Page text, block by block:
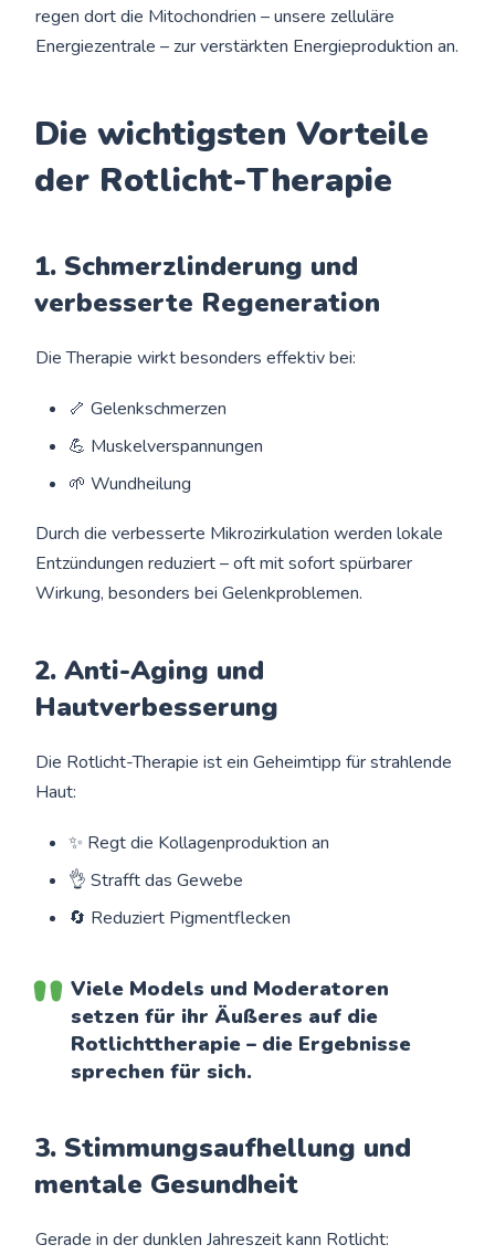
regen dort die Mitochondrien – unsere zelluläre
Energiezentrale – zur verstärkten Energieproduktion an.
Die wichtigsten Vorteile
der Rotlicht-Therapie
1. Schmerzlinderung und
verbesserte Regeneration
Die Therapie wirkt besonders effektiv bei:
🦴 Gelenkschmerzen
💪 Muskelverspannungen
🌱 Wundheilung
Durch die verbesserte Mikrozirkulation werden lokale
Entzündungen reduziert – oft mit sofort spürbarer
Wirkung, besonders bei Gelenkproblemen.
2. Anti-Aging und
Hautverbesserung
Die Rotlicht-Therapie ist ein Geheimtipp für strahlende
Haut:
✨ Regt die Kollagenproduktion an
👌 Strafft das Gewebe
🔄 Reduziert Pigmentflecken
Viele Models und Moderatoren
setzen für ihr Äußeres auf die
Rotlichttherapie – die Ergebnisse
sprechen für sich.
3. Stimmungsaufhellung und
mentale Gesundheit
Gerade in der dunklen Jahreszeit kann Rotlicht: